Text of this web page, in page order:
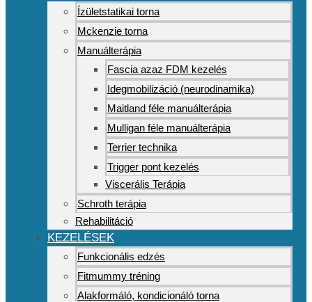
Ízületstatikai torna
Mckenzie torna
Manuálterápia
Fascia azaz FDM kezelés
Idegmobilizáció (neurodinamika)
Maitland féle manuálterápia
Mulligan féle manuálterápia
Terrier technika
Trigger pont kezelés
Viscerális Terápia
Schroth terápia
Rehabilitáció
KEZELÉSEK
Funkcionális edzés
Fitmummy tréning
Alakformáló, kondicionáló torna